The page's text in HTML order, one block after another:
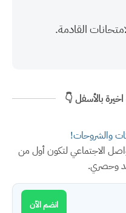
القادمة.
بالأسفل 👇
والشروحات!
الاجتماعي لتكون أول من
وحصري.
انضم الآن